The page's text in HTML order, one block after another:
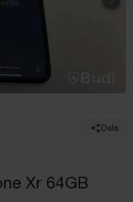
Dela
Xr 64GB